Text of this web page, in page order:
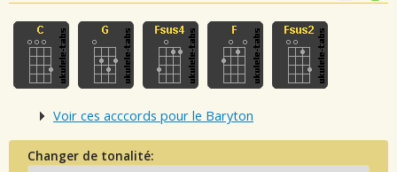
Voir ces acccords pour le Baryton
Changer de tonalité: